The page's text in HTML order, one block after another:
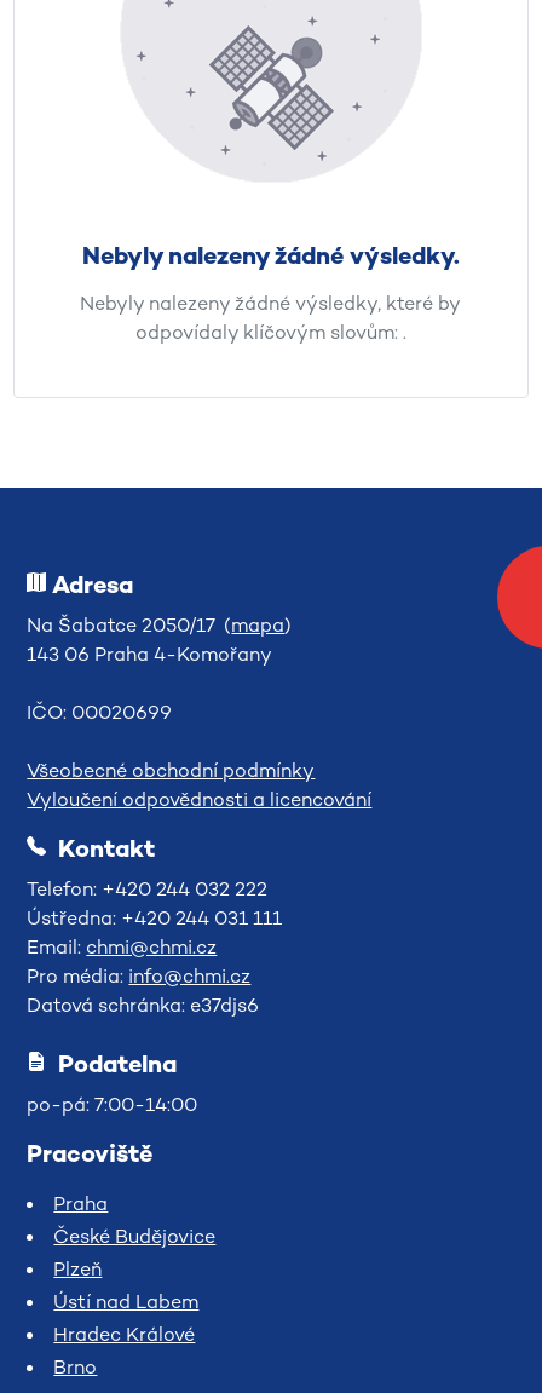
Nebyly nalezeny žádné výsledky.
Nebyly nalezeny žádné výsledky, které by
odpovídaly klíčovým slovům: .
Adresa
Na Šabatce 2050/17 (mapa)
143 06 Praha 4-Komořany
IČO: 00020699
Všeobecné obchodní podmínky
Vyloučení odpovědnosti a licencování
Kontakt
Telefon: +420 244 032 222
Ústředna: +420 244 031 111
Email: chmi@chmi.cz
Pro média: info@chmi.cz
Datová schránka: e37djs6
Podatelna
po-pá: 7:00-14:00
Pracoviště
Praha
České Budějovice
Plzeň
Ústí nad Labem
Hradec Králové
Brno